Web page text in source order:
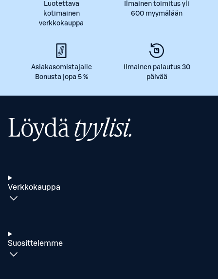
Luotettava
kotimainen
verkkokauppa
Ilmainen toimitus yli
600 myymälään
Asiakasomistajalle
Bonusta jopa 5 %
Ilmainen palautus 30
päivää
Löydätyylisi.
Verkkokauppa
Suosittelemme